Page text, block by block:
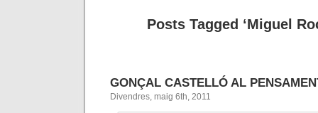
Posts Tagged ‘Miguel
GONÇAL CASTELLÓ AL
Divendres, maig 6th, 2011